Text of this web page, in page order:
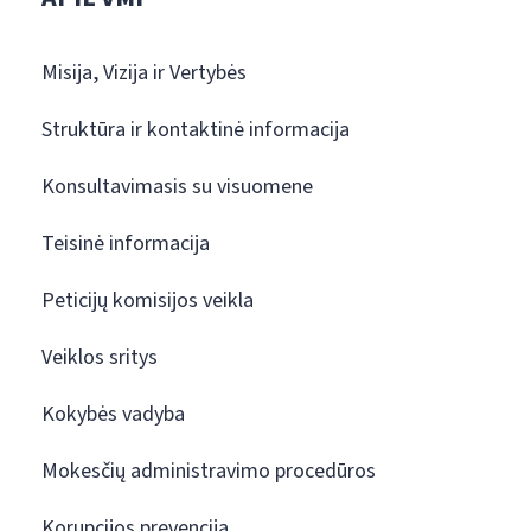
Misija, Vizija ir Vertybės
Struktūra ir kontaktinė informacija
Konsultavimasis su visuomene
Teisinė informacija
Peticijų komisijos veikla
Veiklos sritys
Kokybės vadyba
Mokesčių administravimo procedūros